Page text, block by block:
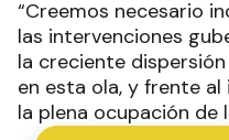
“Creemos necesario
las intervenciones
la creciente
en esta ola, y frente
la plena ocupación de